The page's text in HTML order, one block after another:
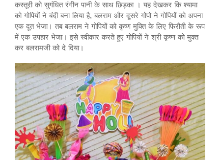
कस्तूरी को सुगंधित रंगीन पानी के साथ छिड़का । यह देखकर कि श्यामा
को गोपियों ने बंदी बना लिया है, बलराम और दूसरे गोपो ने गोपियों को अपना
एक दूत भेजा। तब बलराम ने गोपियों को कृष्ण मुक्ति के लिए फिरौती के रूप
में एक उपहार भेजा। इसे स्वीकार करते हुए गोपियों ने श्री कृष्ण को मुक्त
कर बलरामजी को दे दिया।